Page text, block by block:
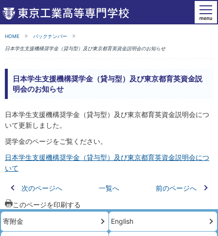
HOME バックナンバー
日本学生支援機構奨学金（貸与型）及び東京都育英資金説明会のお知らせ
日本学生支援機構奨学金（貸与型）及び東京都育英資金説
明会のお知らせ
日本学生支援機構奨学金（貸与型）及び東京都育英資金説明会につ
いて更新しました。
奨学金のページをご覧ください。
日本学生支援機構奨学金（貸与型）及び東京都育英資金説明会につ
いて
次のページへ 一覧へ
前のページへ
このページを印刷する
寄附金
English